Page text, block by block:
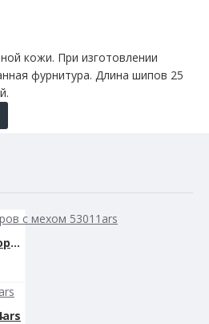
кожи. При изготовлении
фурнитура. Длина шипов 25
БДСМ набор фиксаторов с мехом 53011ars